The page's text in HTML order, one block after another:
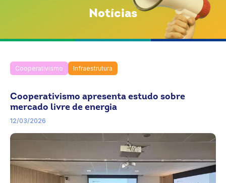
OCB/RJ
Notícias
Cooperativismo Infraestrutura
Cooperativismo apresenta estudo sobre
mercado livre de energia
12/03/2026